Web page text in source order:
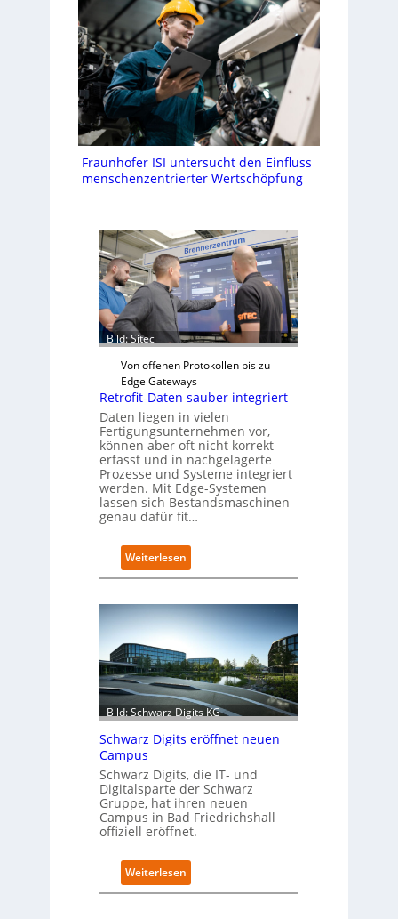
Fraunhofer ISI untersucht den Einfluss
menschenzentrierter Wertschöpfung
Bild: Sitec
Von offenen Protokollen bis zu
Edge Gateways
Retrofit-Daten sauber integriert
Daten liegen in vielen
Fertigungsunternehmen vor,
können aber oft nicht korrekt
erfasst und in nachgelagerte
Prozesse und Systeme integriert
werden. Mit Edge-Systemen
lassen sich Bestandsmaschinen
genau dafür fit…
Weiterlesen:
R
t
r
o
f
i
t
-
D
t
n
s
a
u
e
r
i
Bild: Schwarz Digits KG
Schwarz Digits eröffnet neuen
Campus
Schwarz Digits, die IT- und
Digitalsparte der Schwarz
Gruppe, hat ihren neuen
Campus in Bad Friedrichshall
offiziell eröffnet.
Weiterlesen:
S